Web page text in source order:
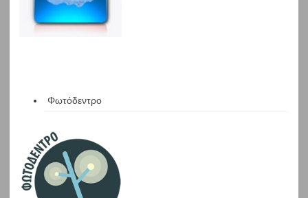
Φωτόδεντρο